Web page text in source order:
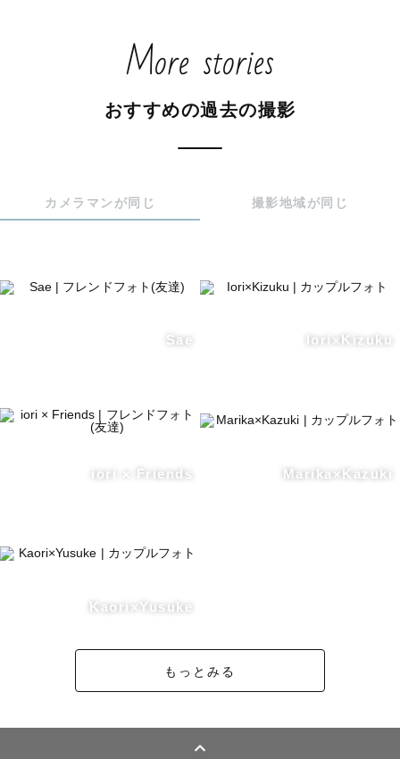
More stories
おすすめの過去の撮影
カメラマンが同じ 撮影地域が同じ
Sae Iori×Kizuku
iori × Friends Marika×Kazuki
Kaori×Yusuke
もっとみる